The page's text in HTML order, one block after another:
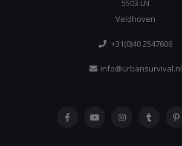
5503 LN
Veldhoven
+31(0)40 2547606
info@urbansurvival.nl